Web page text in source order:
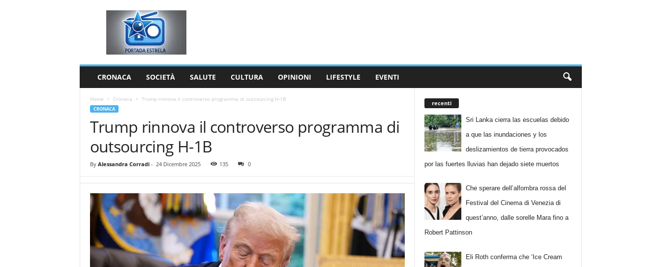
CRONACA SOCIETÀ SALUTE CULTURA OPINIONI LIFESTYLE EVENTI
Home Cronaca Trump rinnova il controverso programma di outsourcing H-1B
CRONACA
Trump rinnova il controverso programma di
outsourcing H-1B
By Alessandra Corradi- 24 Dicembre 2025 135 0
recenti
Sri Lanka cierra las escuelas debido
a que las inundaciones y los
deslizamientos de tierra provocados
por las fuertes lluvias han dejado siete muertos
Che sperare dell’alfombra rossa del
Festival del Cinema di Venezia di
quest’anno, dalle sorelle Mara fino a
Robert Pattinson
Eli Roth conferma che ‘Ice Cream